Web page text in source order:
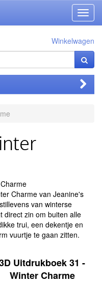
Winkelwagen
Charme van Jeanine's
van winterse
direct zin om buiten alle
trui, een dekentje en
vuurtje te gaan zitten.
Uitdrukboek 31 -
Winter Charme